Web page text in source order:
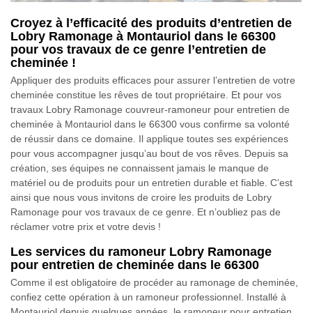
Croyez à l’efficacité des produits d’entretien de
Lobry Ramonage à Montauriol dans le 66300
pour vos travaux de ce genre l’entretien de
cheminée !
Appliquer des produits efficaces pour assurer l’entretien de votre
cheminée constitue les rêves de tout propriétaire. Et pour vos
travaux Lobry Ramonage couvreur-ramoneur pour entretien de
cheminée à Montauriol dans le 66300 vous confirme sa volonté
de réussir dans ce domaine. Il applique toutes ses expériences
pour vous accompagner jusqu’au bout de vos rêves. Depuis sa
création, ses équipes ne connaissent jamais le manque de
matériel ou de produits pour un entretien durable et fiable. C’est
ainsi que nous vous invitons de croire les produits de Lobry
Ramonage pour vos travaux de ce genre. Et n’oubliez pas de
réclamer votre prix et votre devis !
Les services du ramoneur Lobry Ramonage
pour entretien de cheminée dans le 66300
Comme il est obligatoire de procéder au ramonage de cheminée,
confiez cette opération à un ramoneur professionnel. Installé à